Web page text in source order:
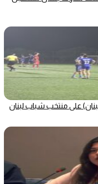
على منتخب شباب لبنان